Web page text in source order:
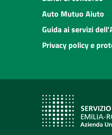
Auto Mutuo Aiuto
Guida ai servizi
Privacy policy e